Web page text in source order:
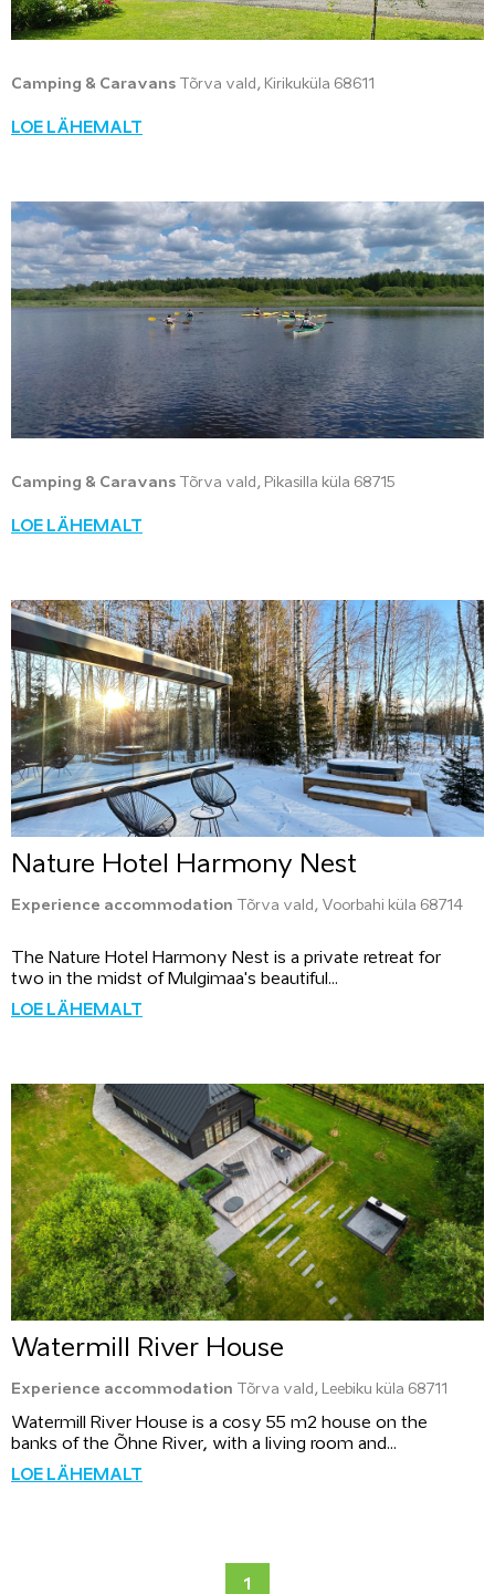
Camping & Caravans Tõrva vald, Kirikuküla 68611
LOE LÄHEMALT
Camping & Caravans Tõrva vald, Pikasilla küla 68715
LOE LÄHEMALT
Nature Hotel Harmony Nest
Experience accommodation Tõrva vald, Voorbahi küla 68714
The Nature Hotel Harmony Nest is a private retreat for
two in the midst of Mulgimaa's beautiful...
LOE LÄHEMALT
Watermill River House
Experience accommodation Tõrva vald, Leebiku küla 68711
Watermill River House is a cosy 55 m2 house on the
banks of the Õhne River, with a living room and...
LOE LÄHEMALT
1